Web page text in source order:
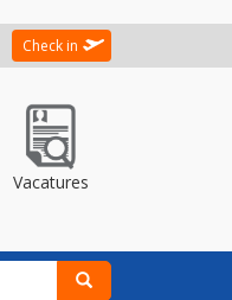
Check in
Vacatures